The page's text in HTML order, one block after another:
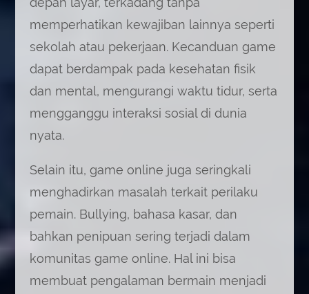
memperhatikan kewajiban lainnya seperti
sekolah atau pekerjaan. Kecanduan game
dapat berdampak pada kesehatan fisik
dan mental, mengurangi waktu tidur, serta
mengganggu interaksi sosial di dunia
nyata.
Selain itu, game online juga seringkali
menghadirkan masalah terkait perilaku
pemain. Bullying, bahasa kasar, dan
bahkan penipuan sering terjadi dalam
komunitas game online. Hal ini bisa
membuat pengalaman bermain menjadi